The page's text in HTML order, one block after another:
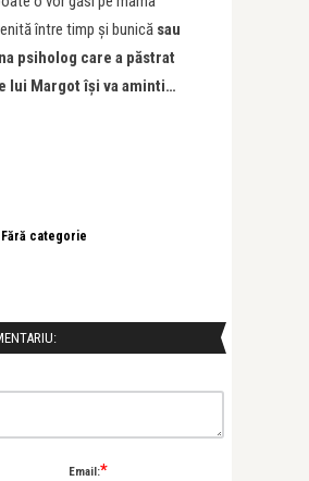
între timp şi bunică sau
psiholog care a păstrat
lui Margot îşi va aminti…
Fără categorie
Email:*